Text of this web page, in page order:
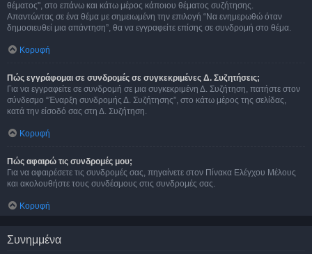
θέματος", στο επάνω και κάτω μέρος κάποιου θέματος συζήτησης.
Απαντώντας σε ένα θέμα με σημειωμένη την επιλογή “Να ενημερωθώ όταν
δημοσιευθεί μια απάντηση”, θα να εγγραφείτε επίσης σε συνδρομή στο θέμα.
Κορυφή
Πώς εγγράφομαι σε συνδρομές σε συγκεκριμένες Δ. Συζητήσεις;
Για να εγγραφείτε σε συνδρομή σε μια συγκεκριμένη Δ. Συζήτηση, πατήστε στον
σύνδεσμο “Έναρξη συνδρομής Δ. Συζήτησης”, στο κάτω μέρος της σελίδας,
κατά την είσοδό σας στη Δ. Συζήτηση.
Κορυφή
Πώς αφαιρώ τις συνδρομές μου;
Για να αφαιρέσετε τις συνδρομές σας, πηγαίνετε στον Πίνακα Ελέγχου Μέλους
και ακολουθήστε τους συνδέσμους στις συνδρομές σας.
Κορυφή
Συνημμένα